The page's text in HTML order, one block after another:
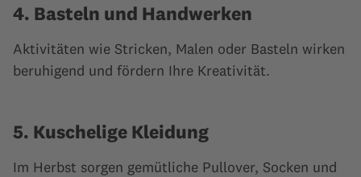
4. Basteln und Handwerken
Aktivitäten wie Stricken, Malen oder Basteln wirken
beruhigend und fördern Ihre Kreativität.
5. Kuschelige Kleidung
Im Herbst sorgen gemütliche Pullover, Socken und